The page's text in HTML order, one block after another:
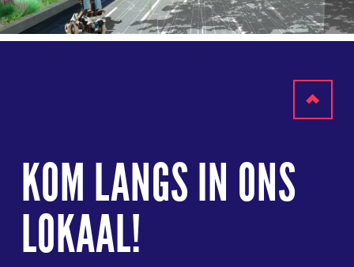
KOM LANGS IN ONS
LOKAAL!